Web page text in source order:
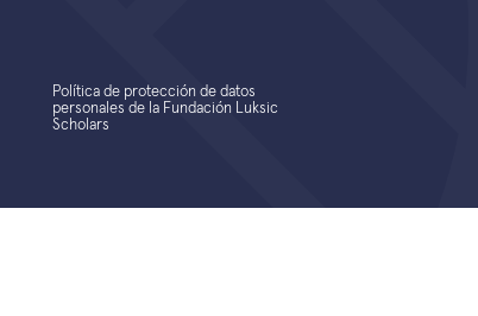
Política de protección de datos
personales de la Fundación Luksic
Scholars